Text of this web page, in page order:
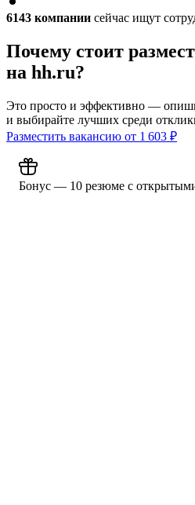
6143 компании сейчас ищут
Почему стоит
на hh.ru?
Это просто и эффективно —
и выбирайте лучших среди
Разместить вакансию от 1 603 ₽
Бонус — 10 резюме с